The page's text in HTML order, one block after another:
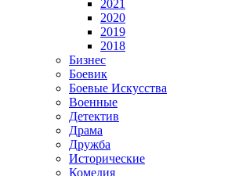
2021
2020
2019
2018
Бизнес
Боевик
Боевые Искусства
Военные
Детектив
Драма
Дружба
Исторические
Комедия